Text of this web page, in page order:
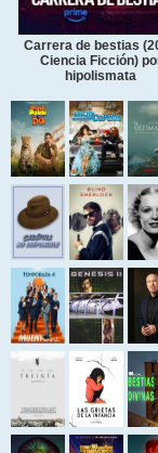
Carrera de bestias
Ciencia Ficción)
hipolismata